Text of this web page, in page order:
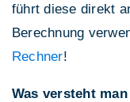
führt diese direkt
Berechnung
Rechner!
Was versteht